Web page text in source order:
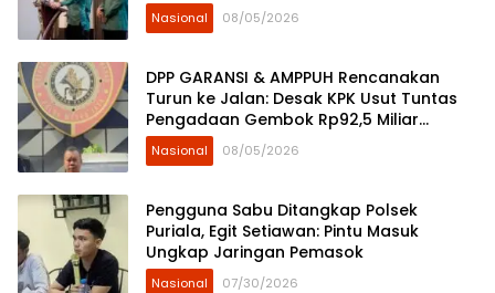
Nasional 08/05/2026
DPP GARANSI & AMPPUH Rencanakan
Turun ke Jalan: Desak KPK Usut Tuntas
Pengadaan Gembok Rp92,5 Miliar
Ditjenpas
Nasional 08/05/2026
Pengguna Sabu Ditangkap Polsek
Puriala, Egit Setiawan: Pintu Masuk
Ungkap Jaringan Pemasok
Nasional 07/30/2026